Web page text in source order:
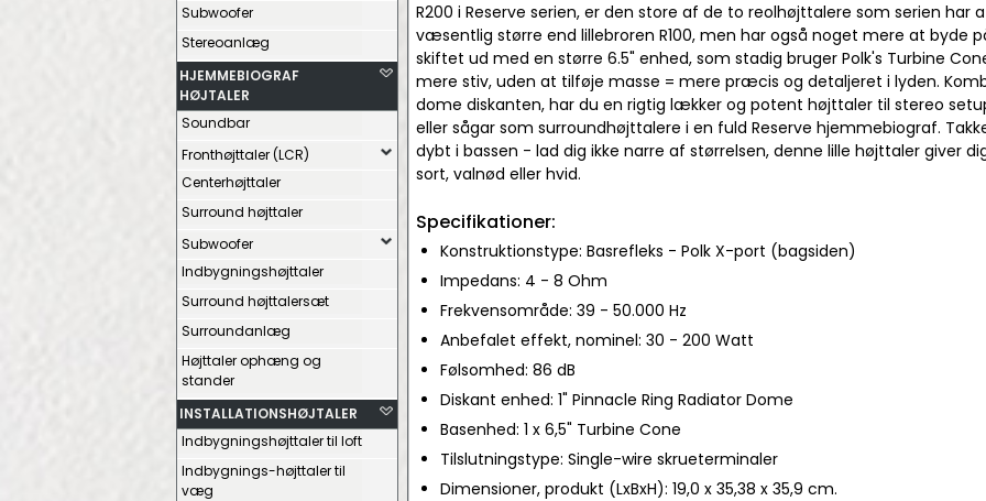
Subwoofer
Stereoanlæg
HJEMMEBIOGRAF
HØJTALER
Soundbar
Fronthøjttaler (LCR)
Centerhøjttaler
Surround højttaler
Subwoofer
Indbygningshøjttaler
Surround højttalersæt
Surroundanlæg
Højttaler ophæng og
stander
INSTALLATIONSHØJTALER
Indbygningshøjttaler til loft
Indbygnings-højttaler til
væg
R200 i Reserve serien, er den store af de to reolhøjttalere som serien har
væsentlig større end lillebroren R100, men har også noget mere at byde
skiftet ud med en større 6.5" enhed, som stadig bruger Polk's Turbine
mere stiv, uden at tilføje masse = mere præcis og detaljeret i lyden.
dome diskanten, har du en rigtig lækker og potent højttaler til stereo
eller sågar som surroundhøjttalere i en fuld Reserve hjemmebiograf.
dybt i bassen - lad dig ikke narre af størrelsen, denne lille højttaler giver
sort, valnød eller hvid.
Specifikationer:
Konstruktionstype: Basrefleks - Polk X-port (bagsiden)
Impedans: 4 - 8 Ohm
Frekvensområde: 39 - 50.000 Hz
Anbefalet effekt, nominel: 30 - 200 Watt
Følsomhed: 86 dB
Diskant enhed: 1" Pinnacle Ring Radiator Dome
Basenhed: 1 x 6,5" Turbine Cone
Tilslutningstype: Single-wire skrueterminaler
Dimensioner, produkt (LxBxH): 19,0 x 35,38 x 35,9 cm.